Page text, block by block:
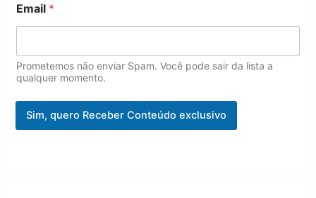
N
o
e
Email *
Prometemos não enviar Spam. Você pode sair da lista a
qualquer momento.
Sim, quero Receber Conteúdo exclusivo